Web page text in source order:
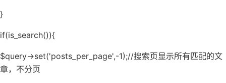
}
if(is_search()){
$query->set('posts_per_page',-1);//搜索页显示所有匹配的文
章，不分页